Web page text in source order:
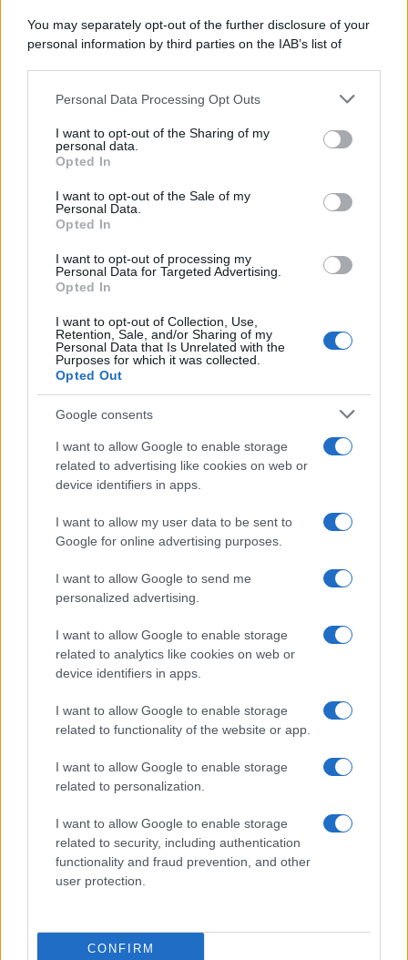
You may separately opt-out of the further disclosure of your
personal information by third parties on the IAB’s list of
This information may also be disclosed by us to third parties
disclose it to other third parties.
Please note that this website/app uses one or more Google
services and may gather and store information including but
not limited to your visit or usage behaviour. You may click to
grant or deny consent to Google and its third-party tags to
consent section.
Personal Data Processing Opt Outs
I want to opt-out of the Sharing of my
personal data.
Opted In
I want to opt-out of the Sale of my
Personal Data.
Opted In
I want to opt-out of processing my
Personal Data for Targeted Advertising.
Opted In
I want to opt-out of Collection, Use,
Retention, Sale, and/or Sharing of my
Personal Data that Is Unrelated with the
Purposes for which it was collected.
Opted Out
Google consents
I want to allow Google to enable storage
related to advertising like cookies on web or
device identifiers in apps.
I want to allow my user data to be sent to
Google for online advertising purposes.
I want to allow Google to send me
personalized advertising.
I want to allow Google to enable storage
related to analytics like cookies on web or
device identifiers in apps.
I want to allow Google to enable storage
related to functionality of the website or app.
I want to allow Google to enable storage
related to personalization.
I want to allow Google to enable storage
related to security, including authentication
functionality and fraud prevention, and other
user protection.
CONFIRM
L'album /
"Timeless", il nuovo album postumo di Prince
racconta quattro decenni di creatività
L'inaugurazione /
Musica /Love Sensation, il primo duetto di Madonna e Kylie
Minogue
Facebook
Cookie Policy
Syndication
Globalist
Globalscience
Globalsport
Culture
Salute
Megachip
GiULia
Prima Pagina
Giornale dello
Spettacolo
Wondernet
Giuliana Sgrena